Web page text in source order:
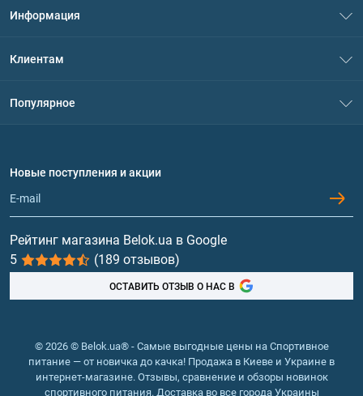
Информация
Политика конфиденциальности
Обмен и возврат
Клиентам
Популярное
Протеин
Гейнеры
Витамины и минералы
Рыбий жир, жирные кислоты
Новые поступления и акции
Рейтинг магазина Belok.ua в Google
5
(189 отзывов)
ОСТАВИТЬ ОТЗЫВ О НАС В
© 2026 © Belok.ua® - Самые выгодные цены на Спортивное
питание — от новичка до качка! Продажа в Киеве и Украине в
интернет-магазине. Отзывы, сравнение и обзоры новинок
спортивного питания. Доставка во все города Украины